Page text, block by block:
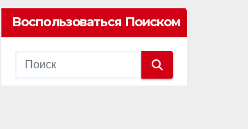
Воспользоваться Поиском